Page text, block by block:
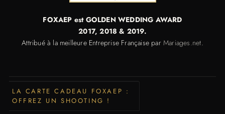
FOXAEP est GOLDEN WEDDING AWARD
2017,2018 & 2019.
Attribué à la meilleure Entreprise Française parMariages.net.
LA CARTE CADEAU FOXAEP :
OFFREZ UN SHOOTING !